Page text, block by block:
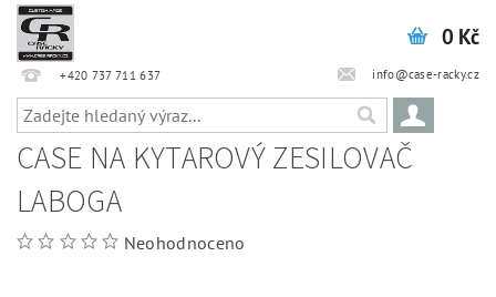
+420 737 711 637 info@case-racky.cz
0 Kč
CASE NA KYTAROVÝ ZESILOVAČ
LABOGA
Neohodnoceno